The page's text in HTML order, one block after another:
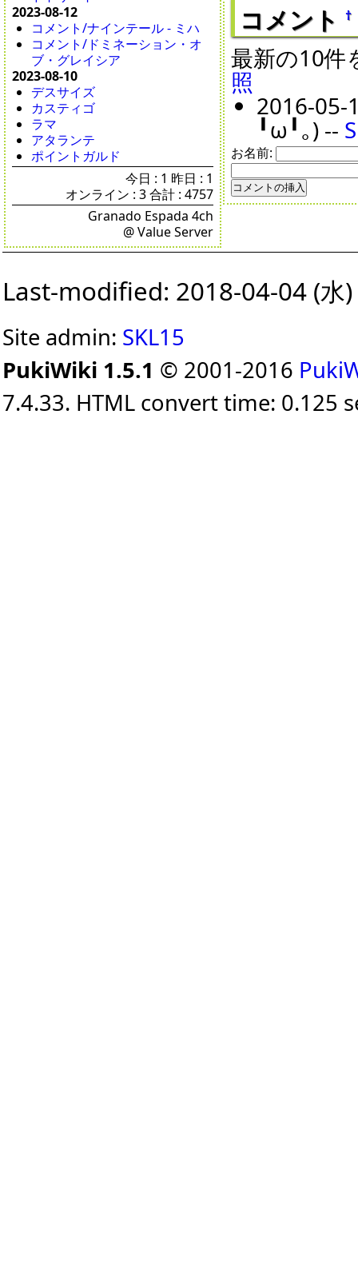
2023-08-12
コメント/ナインテール - ミハ
コメント/ドミネーション・オ
ブ・グレイシア
2023-08-10
デスサイズ
カスティゴ
ラマ
アタランテ
ポイントガルド
今日 : 1 昨日 : 1
オンライン : 3 合計 : 4757
Granado Espada 4ch
@ Value Server
コメント †
最新の10
照
2016-05-
╹ω╹｡) --
お名前:
Last-modified: 2018-04-04 (水
Site admin: SKL15
PukiWiki 1.5.1 © 2001-2016
7.4.33. HTML convert time: 0.125